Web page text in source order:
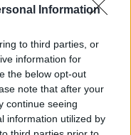
Information
to third parties, or
information for
the below opt-out
note that after your
continue seeing
information utilized by
συζητήσουν
με έμφαση στις
των φυσικών
των αγορών.
, βασικό